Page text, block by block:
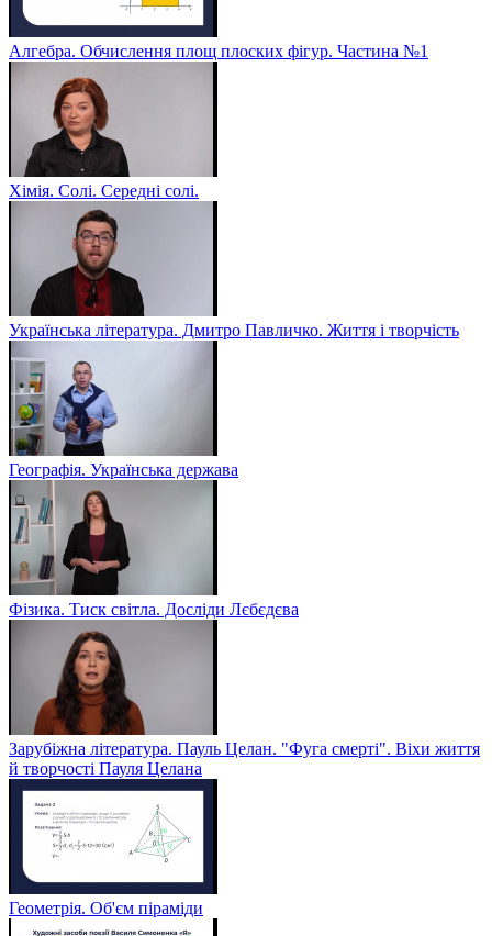
Алгебра. Обчислення площ плоских фігур. Частина №1
Хімія. Солі. Середні солі.
Українська література. Дмитро Павличко. Життя і творчість
Географія. Українська держава
Фізика. Тиск світла. Досліди Лєбєдєва
Зарубіжна література. Пауль Целан. "Фуга смерті". Віхи життя
й творчості Пауля Целана
Геометрія. Об'єм піраміди